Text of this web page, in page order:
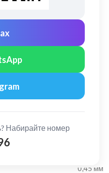
Набирайте номер
300х300 мм Pe
0,45 мм